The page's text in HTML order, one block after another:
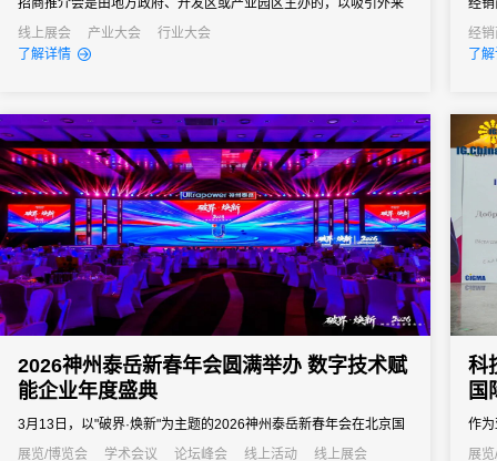
招商推介会是由地方政府、开发区或产业园区主办的，以吸引外来
投资、促进产业落地为核心目标的专题商务活动。参会客商涵盖世
界500强、行业龙头、投资机构和商会协会，单场活动潜在投资意
会务系统不...
线上展会 产业大会
行业大会
了解详情
经
品
解
业
经
了
2026神州泰岳新春年会圆满举办 数字技术赋
能企业年度盛典
3月13日，以"破界·焕新"为主题的2026神州泰岳新春年会在北京国
家会议中心成功举办。来自全国的1600余名泰岳人齐聚一堂，回望
展览/博览会 学术会议 论坛峰会 线上活动
线上展会
科
国
作
了
展